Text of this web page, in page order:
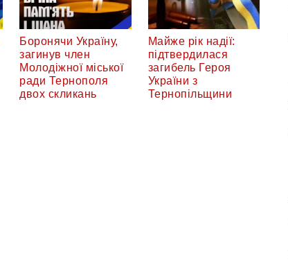
Боронячи Україну,
загинув член
Молодіжної міської
ради Тернополя
двох скликань
Майже рік надії:
підтвердилася
загибель Героя
України з
Тернопільщини